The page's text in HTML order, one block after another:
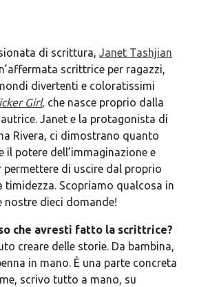
di scrittura, Janet Tashjian
scrittrice per ragazzi,
divertenti e coloratissimi
Girl, che nasce proprio dalla
Janet e la protagonista di
Rivera, ci dimostrano quanto
il potere dell’immaginazione e
permettere di uscire dal proprio
timidezza. Scopriamo qualcosa in
nostre dieci domande!
che avresti fatto la scrittrice?
creare delle storie. Da bambina,
in mano. È una parte concreta
scrivo tutto a mano, su